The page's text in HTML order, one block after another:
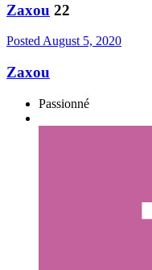
Zaxou 22
PostedAugust 5, 2020
Zaxou
Passionné